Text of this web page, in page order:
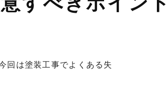
回は塗装工事でよくある失